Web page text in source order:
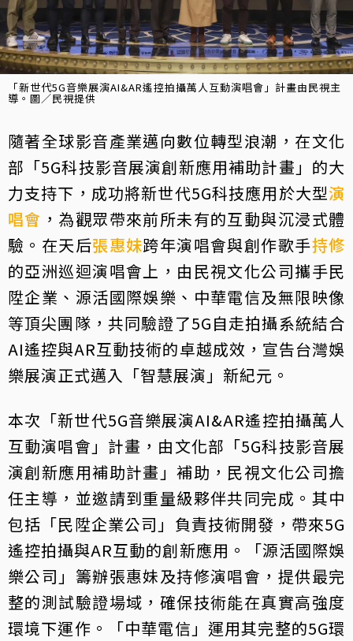
「新世代5G音樂展演AI&AR遙控拍攝萬人互動演唱會」計畫由民視主
導。圖／民視提供
隨著全球影音產業邁向數位轉型浪潮，在文化
部「5G科技影音展演創新應用補助計畫」的大
力支持下，成功將新世代5G科技應用於大型演
唱會 ，為觀眾帶來前所未有的互動與沉浸式體
驗。在天后張惠妹跨年演唱會與創作歌手持修
的亞洲巡迴演唱會上，由民視文化公司攜手民
陞企業、源活國際娛樂、中華電信及無限映像
等頂尖團隊，共同驗證了5G自走拍攝系統結合
AI遙控與AR互動技術的卓越成效，宣告台灣娛
樂展演正式邁入「智慧展演」新紀元。
本次「新世代5G音樂展演AI&AR遙控拍攝萬人
互動演唱會」計畫，由文化部「5G科技影音展
演創新應用補助計畫」補助，民視文化公司擔
任主導，並邀請到重量級夥伴共同完成。其中
包括「民陞企業公司」負責技術開發，帶來5G
遙控拍攝與AR互動的創新應用。「源活國際娛
樂公司」籌辦張惠妹及持修演唱會，提供最完
整的測試驗證場域，確保技術能在真實高強度
環境下運作。「中華電信」運用其完整的5G環